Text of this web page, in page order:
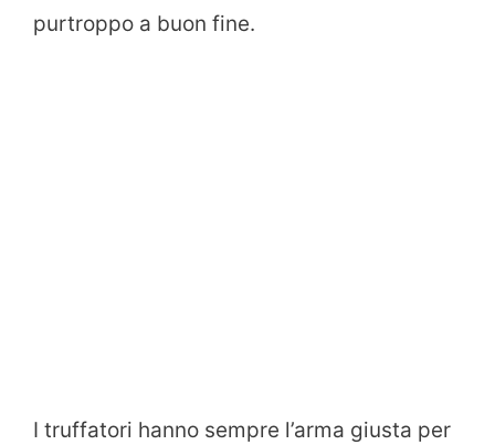
purtroppo a buon fine.
I truffatori hanno sempre l’arma giusta per